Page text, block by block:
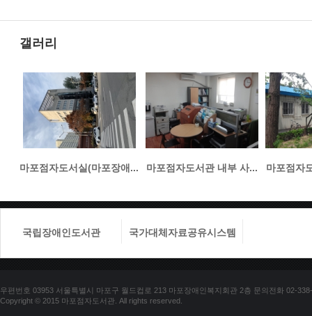
갤러리
마포점자도서실(마포장애... 마포점자도서관 내부 사... 마포점자
국립장애인도서관 국가대체자료공유시스템
우편번호 03953 서울특별시 마포구 월드컵로 213 마포장애인복지회관 2층 문의전화 02-
Copyright © 2015 마포점자도서관. All rights reserved.